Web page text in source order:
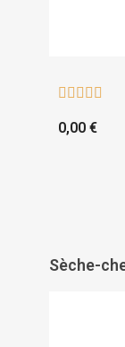
    
0,00 €
Sèche-